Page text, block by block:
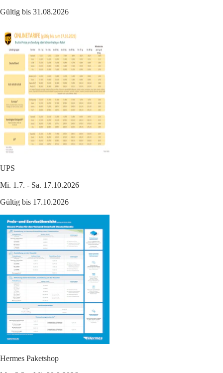
Gültig bis 31.08.2026
UPS
Mi. 1.7. - Sa. 17.10.2026
Gültig bis 17.10.2026
Hermes Paketshop